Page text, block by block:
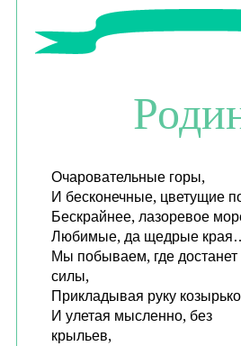
Очаровательные горы,
И бесконечные, цветущие
Бескрайнее, лазоревое
Любимые, да щедрые
Мы побываем, где достанет
силы,
Прикладывая руку
И улетая мысленно, без
крыльев,